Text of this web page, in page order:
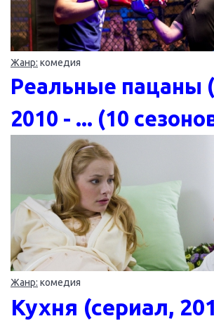
Жанр: комедия
Реальные пацаны
2010 - ... (10
Жанр: комедия
Кухня (сериал,